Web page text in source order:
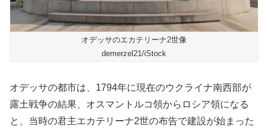
オデッサのエカテリーナ2世像
demerzel21/iStock
オデッサの都市は、1794年に現在のウクライナ南西部が
露土戦争の結果、オスマントルコ領からロシア領になる
と、当時の君主エカテリーナ2世の布告で建設が始まった